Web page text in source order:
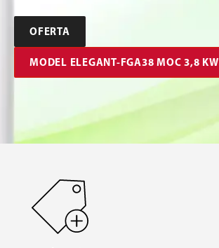
OFERTA
MODEL ELEGANT-FGA38 MOC 3,8 KW